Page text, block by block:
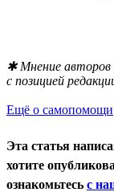
✱ Мнение авторов
с позицией
Ещё о самопомощи
Эта статья
хотите
ознакомьтесь с